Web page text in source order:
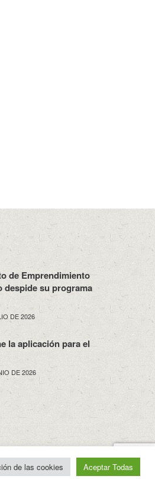
de Emprendimiento
despide su programa
DE 2026
la aplicación para el
DE 2026
Aviso Legal Contacto
de las cookies Aceptar Todas